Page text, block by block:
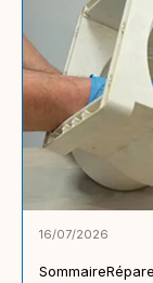
16/07/2026